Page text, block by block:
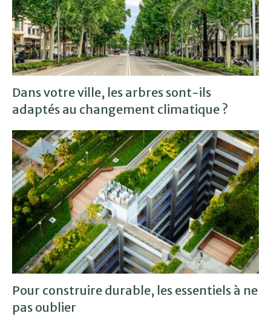
Dans votre ville, les arbres sont-ils
adaptés au changement climatique ?
Pour construire durable, les essentiels à ne
pas oublier